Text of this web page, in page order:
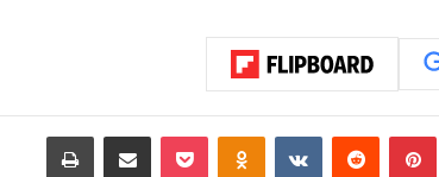
بينتيريست ‏Reddit
‏VKontakte
Odnoklassniki
‫Pocket مشاركة عبر البريد طباعة